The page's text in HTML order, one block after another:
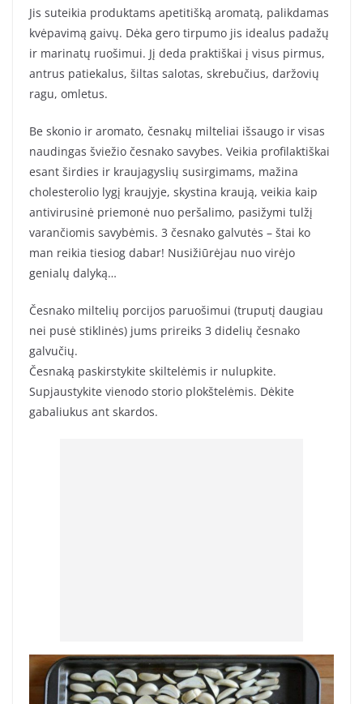
Jis suteikia produktams apetitišką aromatą, palikdamas
kvėpavimą gaivų. Dėka gero tirpumo jis idealus padažų
ir marinatų ruošimui. Jį deda praktiškai į visus pirmus,
antrus patiekalus, šiltas salotas, skrebučius, daržovių
ragu, omletus.
Be skonio ir aromato, česnakų milteliai išsaugo ir visas
naudingas šviežio česnako savybes. Veikia profilaktiškai
esant širdies ir kraujagyslių susirgimams, mažina
cholesterolio lygį kraujyje, skystina kraują, veikia kaip
antivirusinė priemonė nuo peršalimo, pasižymi tulžį
varančiomis savybėmis. 3 česnako galvutės – štai ko
man reikia tiesiog dabar! Nusižiūrėjau nuo virėjo
genialų dalyką…
Česnako miltelių porcijos paruošimui (truputį daugiau
nei pusė stiklinės) jums prireiks 3 didelių česnako
galvučių.
Česnaką paskirstykite skiltelėmis ir nulupkite.
Supjaustykite vienodo storio plokštelėmis. Dėkite
gabaliukus ant skardos.